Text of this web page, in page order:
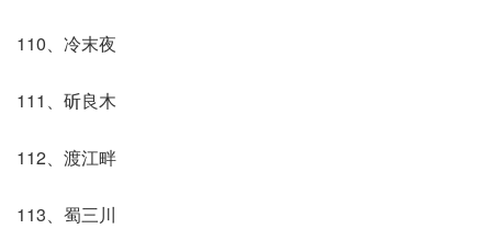
110、冷末夜
111、斫良木
112、渡江畔
113、蜀三川